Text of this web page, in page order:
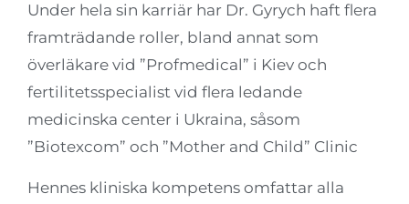
Under hela sin karriär har Dr. Gyrych haft flera
framträdande roller, bland annat som
överläkare vid ”Profmedical” i Kiev och
fertilitetsspecialist vid flera ledande
medicinska center i Ukraina, såsom
”Biotexcom” och ”Mother and Child” Clinic
Hennes kliniska kompetens omfattar alla